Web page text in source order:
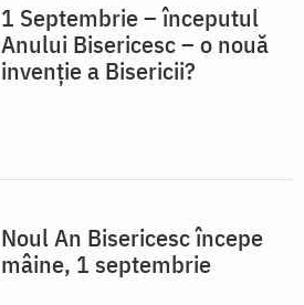
1 Septembrie – începutul
Anului Bisericesc – o nouă
invenție a Bisericii?
Noul An Bisericesc începe
mâine, 1 septembrie